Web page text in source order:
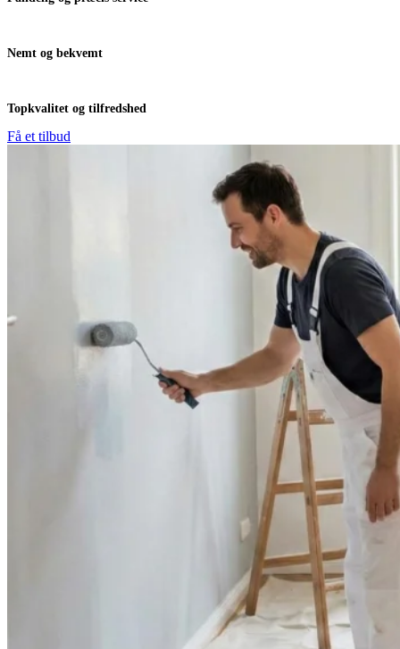
Nemt og bekvemt
Topkvalitet og tilfredshed
Få et tilbud